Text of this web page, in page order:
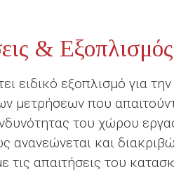
& Εξοπλισμός
ειδικό εξοπλισμό για την
μετρήσεων που
του χώρου
ανανεώνεται και
τις απαιτήσεις του